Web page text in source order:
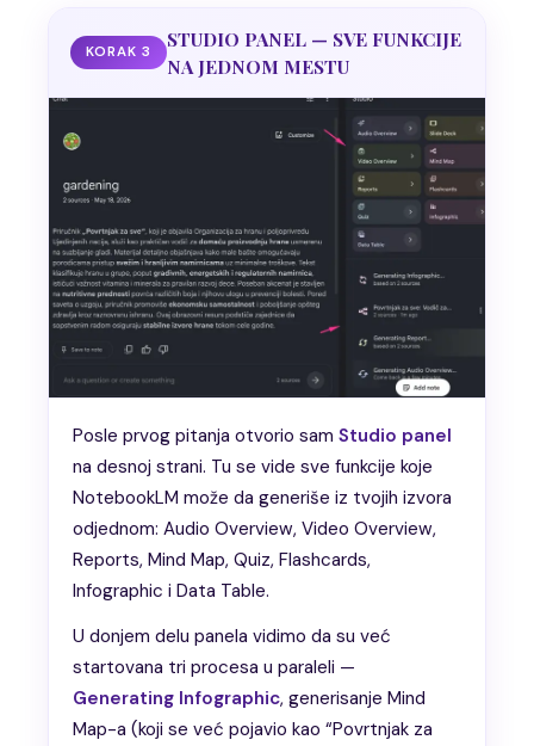
KORAK 3
STUDIO PANEL — SVE FUNKCIJE
NA JEDNOM MESTU
Posle prvog pitanja otvorio samStudio panel
na desnoj strani. Tu se vide sve funkcije koje
NotebookLM može da generiše iz tvojih izvora
odjednom: Audio Overview, Video Overview,
Reports, Mind Map, Quiz, Flashcards,
Infographic i Data Table.
U donjem delu panela vidimo da su već
startovana tri procesa u paraleli —
Generating Infographic, generisanje Mind
Map-a (koji se već pojavio kao “Povrtnjak za